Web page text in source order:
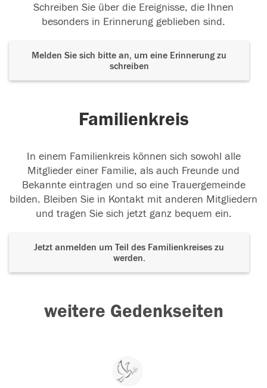
Schreiben Sie über die Ereignisse, die Ihnen
besonders in Erinnerung geblieben sind.
Melden Sie sich bitte an, um eine Erinnerung zu
schreiben
Familienkreis
In einem Familienkreis können sich sowohl alle
Mitglieder einer Familie, als auch Freunde und
Bekannte eintragen und so eine Trauergemeinde
bilden. Bleiben Sie in Kontakt mit anderen Mitgliedern
und tragen Sie sich jetzt ganz bequem ein.
Jetzt anmelden um Teil des Familienkreises zu
werden.
weitere Gedenkseiten